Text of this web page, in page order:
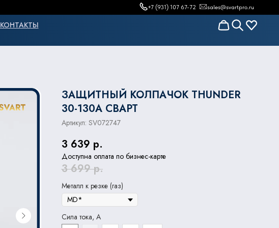
+7 (931) 107 67-72 sales@svartpro.ru
КОНТАКТЫ
ЗАЩИТНЫЙ КОЛПАЧОК THUNDER
30-130А СВАРТ
Артикул: SV072747
3 639 р.
Доступна оплата по бизнес-карте
3 699 р.
Металл к резке (газ)
Сила тока, А